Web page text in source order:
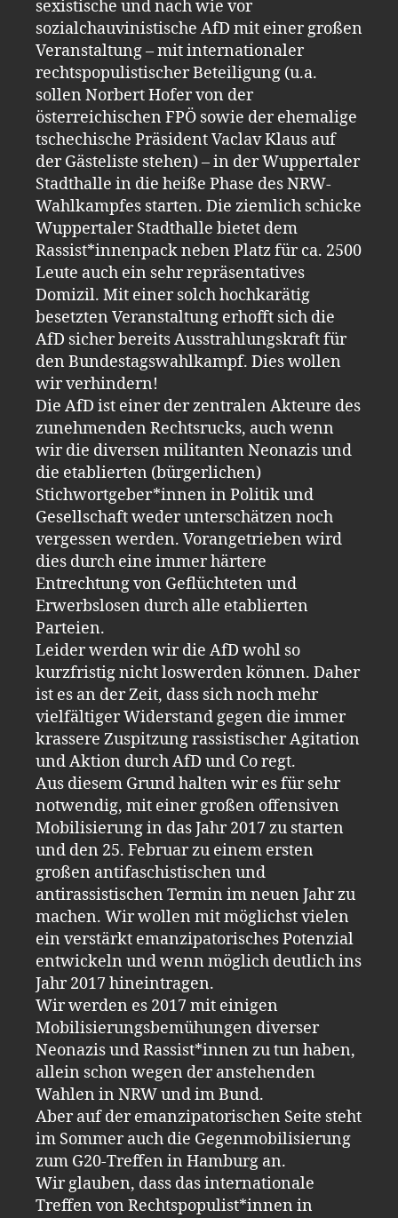
sexistische und nach wie vor
sozialchauvinistische AfD mit einer großen
Veranstaltung – mit internationaler
rechtspopulistischer Beteiligung (u.a.
sollen Norbert Hofer von der
österreichischen FPÖ sowie der ehemalige
tschechische Präsident Vaclav Klaus auf
der Gästeliste stehen) – in der Wuppertaler
Stadthalle in die heiße Phase des NRW-
Wahlkampfes starten. Die ziemlich schicke
Wuppertaler Stadthalle bietet dem
Rassist*innenpack neben Platz für ca. 2500
Leute auch ein sehr repräsentatives
Domizil. Mit einer solch hochkarätig
besetzten Veranstaltung erhofft sich die
AfD sicher bereits Ausstrahlungskraft für
den Bundestagswahlkampf. Dies wollen
wir verhindern!
Die AfD ist einer der zentralen Akteure des
zunehmenden Rechtsrucks, auch wenn
wir die diversen militanten Neonazis und
die etablierten (bürgerlichen)
Stichwortgeber*innen in Politik und
Gesellschaft weder unterschätzen noch
vergessen werden. Vorangetrieben wird
dies durch eine immer härtere
Entrechtung von Geflüchteten und
Erwerbslosen durch alle etablierten
Parteien.
Leider werden wir die AfD wohl so
kurzfristig nicht loswerden können. Daher
ist es an der Zeit, dass sich noch mehr
vielfältiger Widerstand gegen die immer
krassere Zuspitzung rassistischer Agitation
und Aktion durch AfD und Co regt.
Aus diesem Grund halten wir es für sehr
notwendig, mit einer großen offensiven
Mobilisierung in das Jahr 2017 zu starten
und den 25. Februar zu einem ersten
großen antifaschistischen und
antirassistischen Termin im neuen Jahr zu
machen. Wir wollen mit möglichst vielen
ein verstärkt emanzipatorisches Potenzial
entwickeln und wenn möglich deutlich ins
Jahr 2017 hineintragen.
Wir werden es 2017 mit einigen
Mobilisierungsbemühungen diverser
Neonazis und Rassist*innen zu tun haben,
allein schon wegen der anstehenden
Wahlen in NRW und im Bund.
Aber auf der emanzipatorischen Seite steht
im Sommer auch die Gegenmobilisierung
zum G20-Treffen in Hamburg an.
Wir glauben, dass das internationale
Treffen von Rechtspopulist*innen in